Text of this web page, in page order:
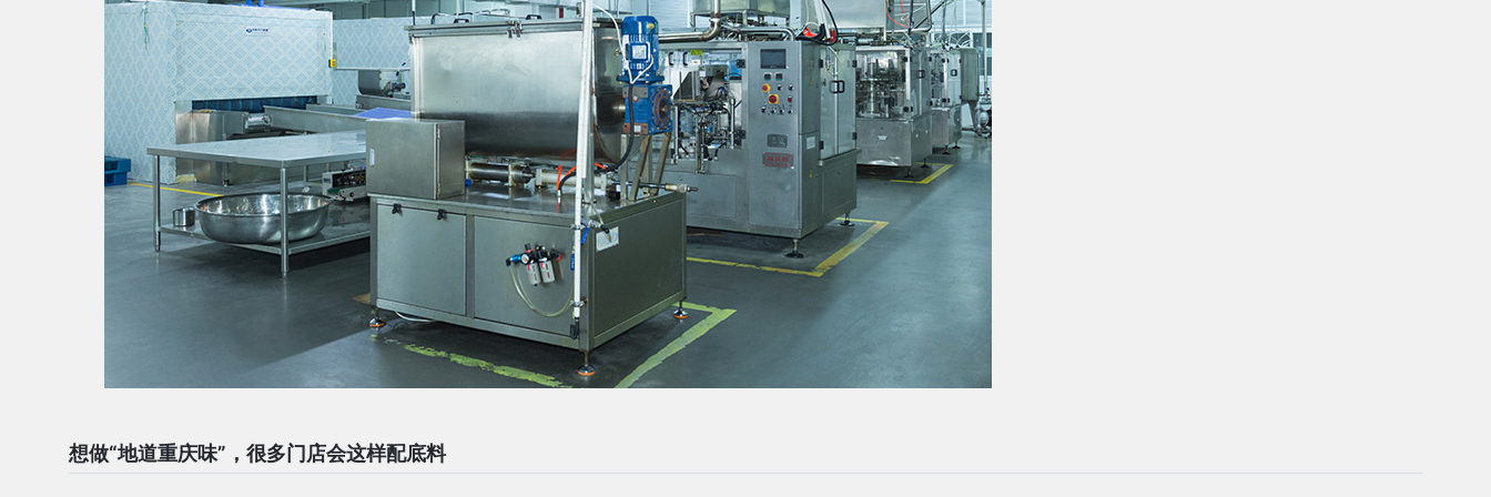
想做“地道重庆味”，很多门店会这样配底料